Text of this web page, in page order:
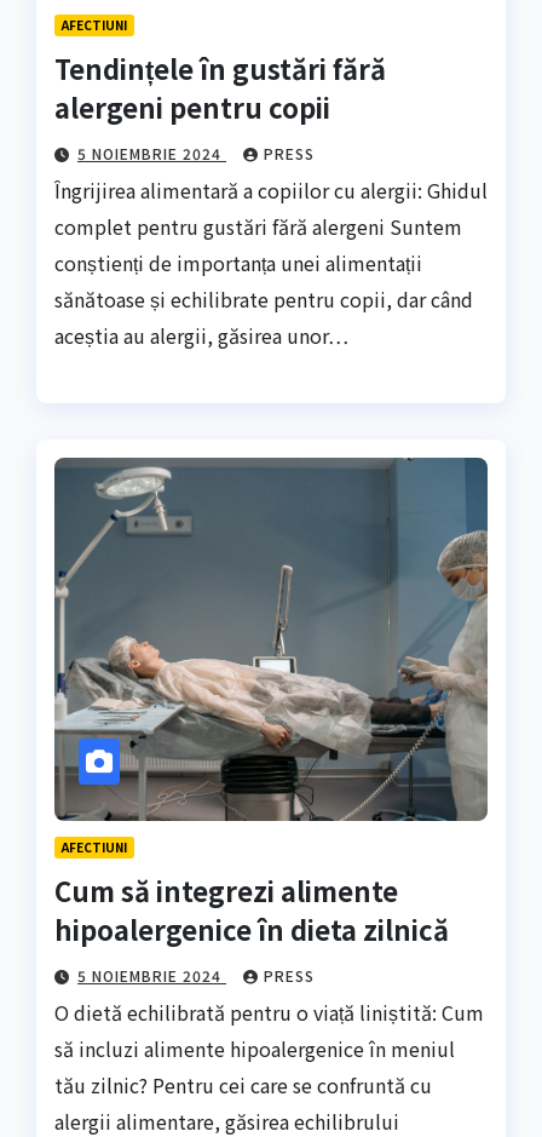
AFECTIUNI
Tendințele în gustări fără
alergeni pentru copii
5 NOIEMBRIE 2024 PRESS
Îngrijirea alimentară a copiilor cu alergii: Ghidul
complet pentru gustări fără alergeni Suntem
conștienți de importanța unei alimentații
sănătoase și echilibrate pentru copii, dar când
aceștia au alergii, găsirea unor…
AFECTIUNI
Cum să integrezi alimente
hipoalergenice în dieta zilnică
5 NOIEMBRIE 2024 PRESS
O dietă echilibrată pentru o viață liniștită: Cum
să incluzi alimente hipoalergenice în meniul
tău zilnic? Pentru cei care se confruntă cu
alergii alimentare, găsirea echilibrului